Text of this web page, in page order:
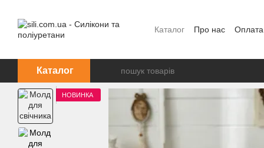
Каталог Про нас Оплата
Каталог
НОВИНКА